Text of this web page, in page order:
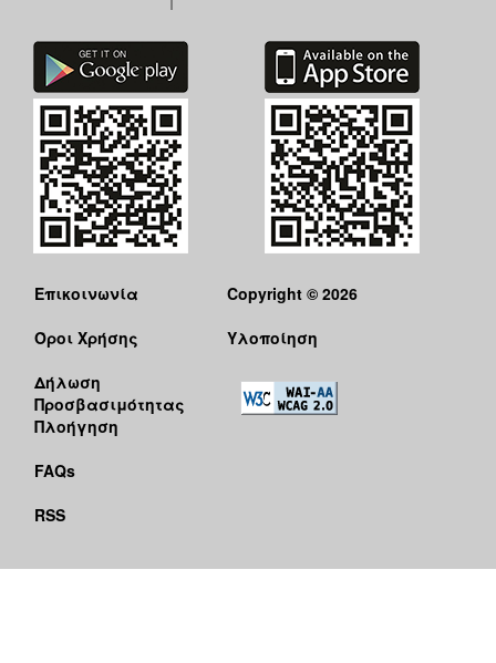
Επικοινωνία
Όροι Χρήσης
Δήλωση
Προσβασιμότητας
Πλοήγηση
FAQs
RSS
Copyright © 2026
Υλοποίηση